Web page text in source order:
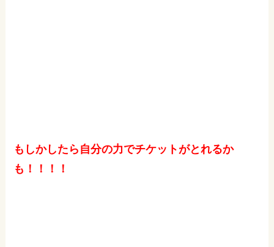
もしかしたら自分の力でチケットがとれるか
も！！！！